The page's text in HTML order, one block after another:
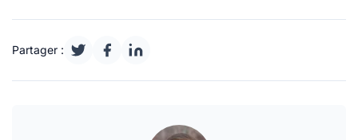
Partager :